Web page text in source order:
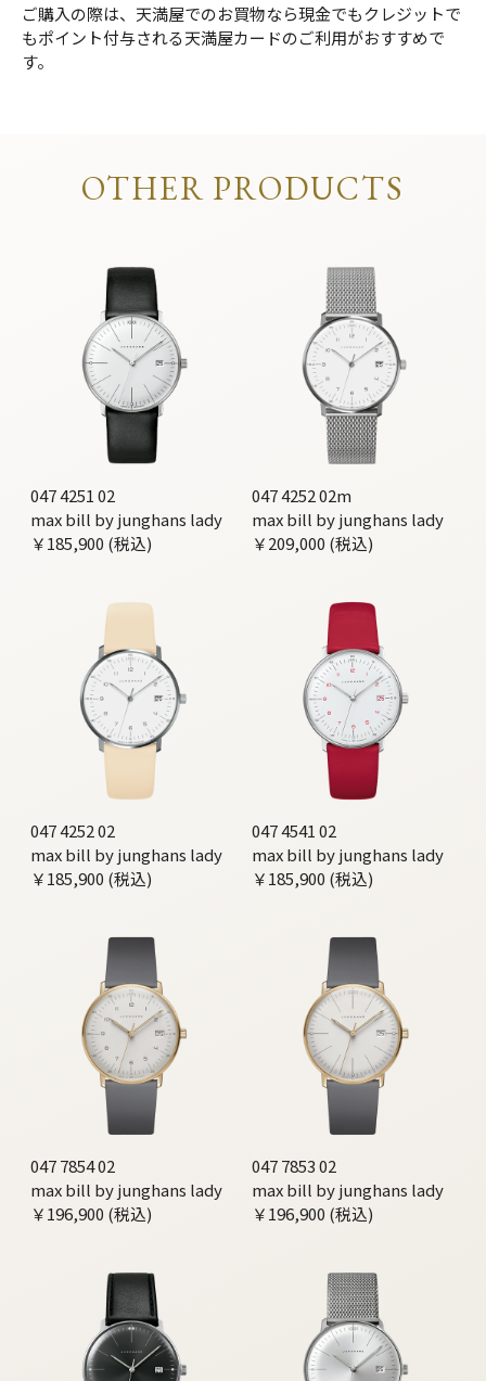
ご購入の際は、天満屋でのお買物なら現金でもクレジットで
もポイント付与される天満屋カードのご利用がおすすめで
す。
OTHER PRODUCTS
047 4251 02
max bill by junghans lady
￥185,900 (税込)
047 4252 02m
max bill by junghans lady
￥209,000 (税込)
047 4252 02
max bill by junghans lady
￥185,900 (税込)
047 4541 02
max bill by junghans lady
￥185,900 (税込)
047 7854 02
max bill by junghans lady
￥196,900 (税込)
047 7853 02
max bill by junghans lady
￥196,900 (税込)